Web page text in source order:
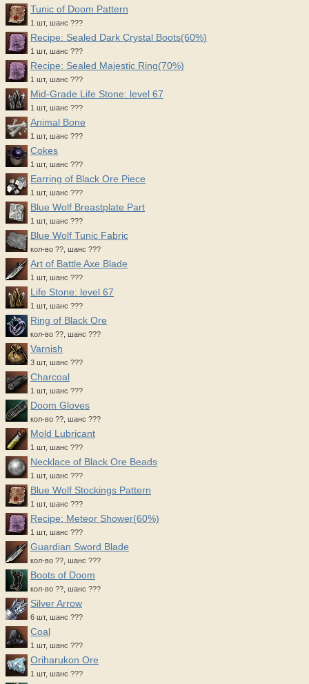
Tunic of Doom Pattern
1 шт, шанс ???
Recipe: Sealed Dark Crystal Boots(60%)
1 шт, шанс ???
Recipe: Sealed Majestic Ring(70%)
1 шт, шанс ???
Mid-Grade Life Stone: level 67
1 шт, шанс ???
Animal Bone
1 шт, шанс ???
Cokes
1 шт, шанс ???
Earring of Black Ore Piece
1 шт, шанс ???
Blue Wolf Breastplate Part
1 шт, шанс ???
Blue Wolf Tunic Fabric
кол-во ??, шанс ???
Art of Battle Axe Blade
1 шт, шанс ???
Life Stone: level 67
1 шт, шанс ???
Ring of Black Ore
кол-во ??, шанс ???
Varnish
3 шт, шанс ???
Charcoal
1 шт, шанс ???
Doom Gloves
кол-во ??, шанс ???
Mold Lubricant
1 шт, шанс ???
Necklace of Black Ore Beads
1 шт, шанс ???
Blue Wolf Stockings Pattern
1 шт, шанс ???
Recipe: Meteor Shower(60%)
1 шт, шанс ???
Guardian Sword Blade
кол-во ??, шанс ???
Boots of Doom
кол-во ??, шанс ???
Silver Arrow
6 шт, шанс ???
Coal
1 шт, шанс ???
Oriharukon Ore
1 шт, шанс ???